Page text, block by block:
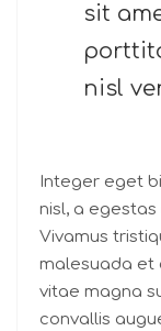
sit
nisl
Integer eget
nisl, a egestas
Vivamus
malesuada et
vitae magna
convallis